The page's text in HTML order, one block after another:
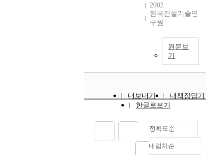
2002
한국건설기술연
구원
원문보
기
내보내기
내책장담기
한글로보기
정확도순
정확도
내림차순